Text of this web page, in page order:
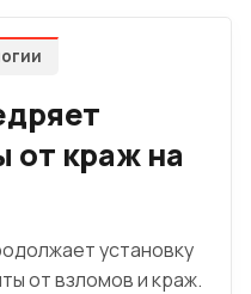
от краж на
установку
от взломов и краж.